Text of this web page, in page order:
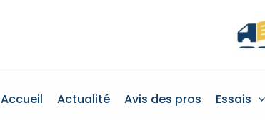
Accueil Actualité Avis des pros Essais